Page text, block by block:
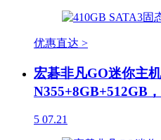
优惠直达 >
宏碁非凡GO迷你主
N355+8GB+512GB
5 07.21